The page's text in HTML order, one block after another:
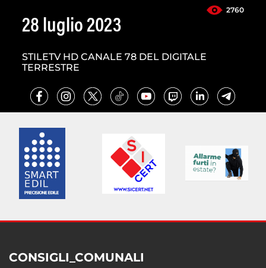
2760
28 luglio 2023
STILETV HD CANALE 78 DEL DIGITALE
TERRESTRE
CONSIGLI_COMUNALI